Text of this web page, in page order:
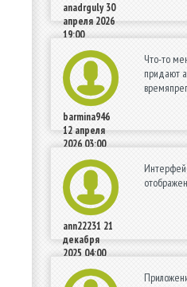
anadrguly 30
апреля 2026
19:00
barmina946
12 апреля
2026 03:00
Что-то
придают
ann22231 21
декабря
2025 04:00